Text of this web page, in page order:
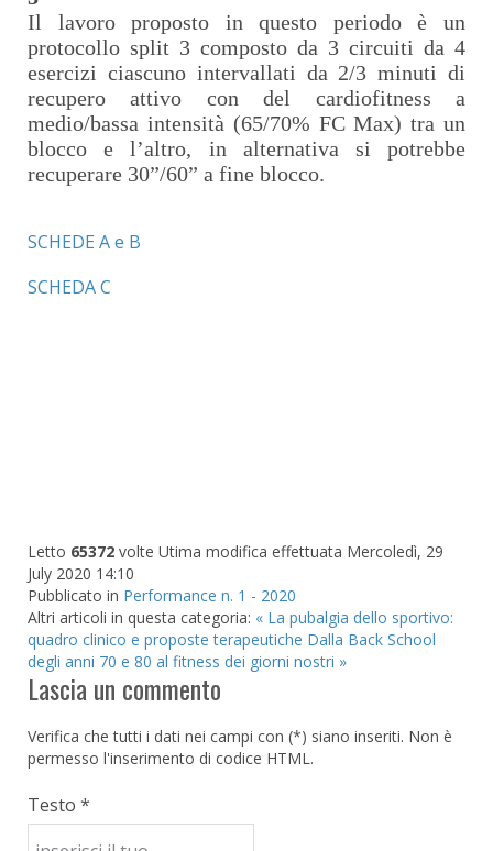
Il lavoro proposto in questo periodo è un
protocollo split 3 composto da 3 circuiti da 4
esercizi ciascuno intervallati da 2/3 minuti di
recupero attivo con del cardiofitness a
medio/bassa intensità (65/70% FC Max) tra un
blocco e l’altro, in alternativa si potrebbe
recuperare 30”/60” a fine blocco.
SCHEDE A e B
SCHEDA C
Letto 65372 volte Utima modifica effettuata Mercoledì, 29
July 2020 14:10
Pubblicato in Performance n. 1 - 2020
Altri articoli in questa categoria: « La pubalgia dello sportivo:
quadro clinico e proposte terapeutiche Dalla Back School
degli anni 70 e 80 al fitness dei giorni nostri »
Lascia un commento
Verifica che tutti i dati nei campi con (*) siano inseriti. Non è
permesso l'inserimento di codice HTML.
Testo *